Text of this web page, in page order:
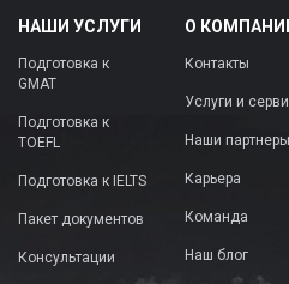
НАШИ УСЛУГИ
Подготовка к
GMAT
Подготовка к
TOEFL
Подготовка к IELTS
Пакет документов
Консультации
О
Контакты
Услуги и
Наши партнеры
Карьера
Команда
Наш блог